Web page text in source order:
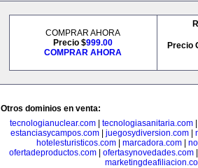
COMPRAR AHORA
Precio $999.00
COMPRAR AHORA
Precio
Otros dominios en venta:
tecnologianuclear.com| tecnologiasanitaria.com
estanciasycampos.com| juegosydiversion.com|
hotelesturisticos.com
marcadora.com
ofertadeproductos.com| ofertasynovedades.com